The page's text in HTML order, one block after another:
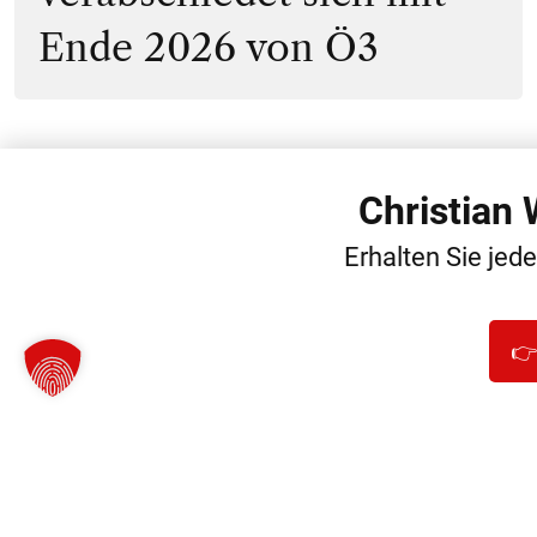
Ende 2026 von Ö3
Christian
Erhalten Sie